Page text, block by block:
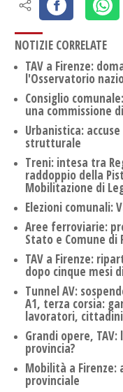
NOTIZIE CORRELATE
TAV a Firenze:
l'Osservatorio
Consiglio
una commissione
Urbanistica:
strutturale
Treni: intesa tra
raddoppio della
Mobilitazione di
Elezioni comunali:
Aree ferroviarie:
Stato e Comune di
TAV a Firenze:
dopo cinque mesi di
Tunnel AV:
A1, terza corsia:
lavoratori,
Grandi opere,
provincia?
Mobilità a
provinciale